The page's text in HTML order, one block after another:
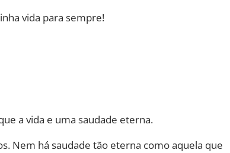
vida para sempre!
a vida e uma saudade eterna.
Nem há saudade tão eterna como aquela que